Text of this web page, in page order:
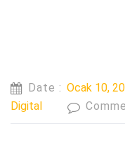
Date : Ocak 10,
Digital